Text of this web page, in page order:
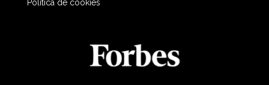
Política de cookies